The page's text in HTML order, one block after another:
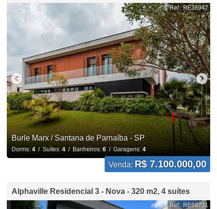
Ref.: RE38947
Burle Marx / Santana de Parnaíba - SP
Dorms: 4/ Suítes: 4/ Banheiros: 6/ Garagens: 4
Venda: R$ 7.100.000,00
Alphaville Residencial 3 - Nova - 320 m2, 4 suítes
Ref.: RE68731